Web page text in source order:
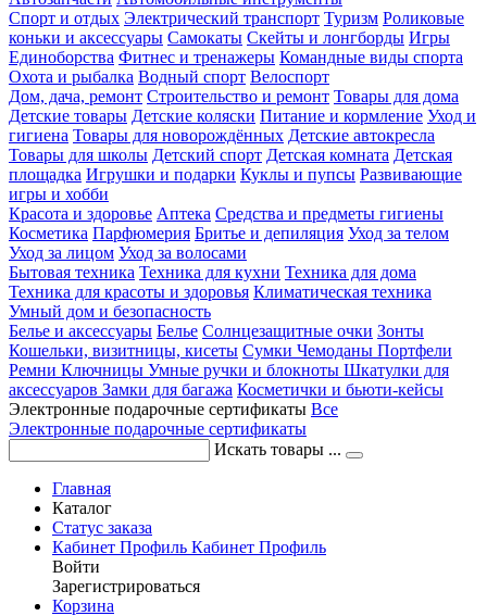
Спорт и отдых Электрический транспорт Туризм Роликовые
коньки и аксессуары Самокаты Скейты и лонгборды Игры
Единоборства Фитнес и тренажеры Командные виды спорта
Охота и рыбалка Водный спорт Велоспорт
Дом, дача, ремонт Строительство и ремонт Товары для дома
Детские товары Детские коляски Питание и кормление Уход и
гигиена Товары для новорождённых Детские автокресла
Товары для школы Детский спорт Детская комната Детская
площадка Игрушки и подарки Куклы и пупсы Развивающие
игры и хобби
Красота и здоровье Аптека Средства и предметы гигиены
Косметика Парфюмерия Бритье и депиляция Уход за телом
Уход за лицом Уход за волосами
Бытовая техника Техника для кухни Техника для дома
Техника для красоты и здоровья Климатическая техника
Умный дом и безопасность
Белье и аксессуары Белье Солнцезащитные очки Зонты
Кошельки, визитницы, кисеты Сумки Чемоданы Портфели
Ремни Ключницы Умные ручки и блокноты Шкатулки для
аксессуаров Замки для багажа Косметички и бьюти-кейсы
Электронные подарочные сертификаты Все
Электронные подарочные сертификаты
Искать товары ...
Главная
Каталог
Статус заказа
Кабинет Профиль Кабинет Профиль
Войти
Зарегистрироваться
Корзина